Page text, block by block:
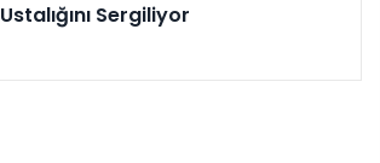
Ustalığını Sergiliyor